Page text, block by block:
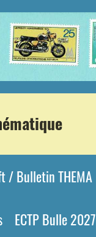
/ Bulletin THEMA
ECTP Bulle 2027